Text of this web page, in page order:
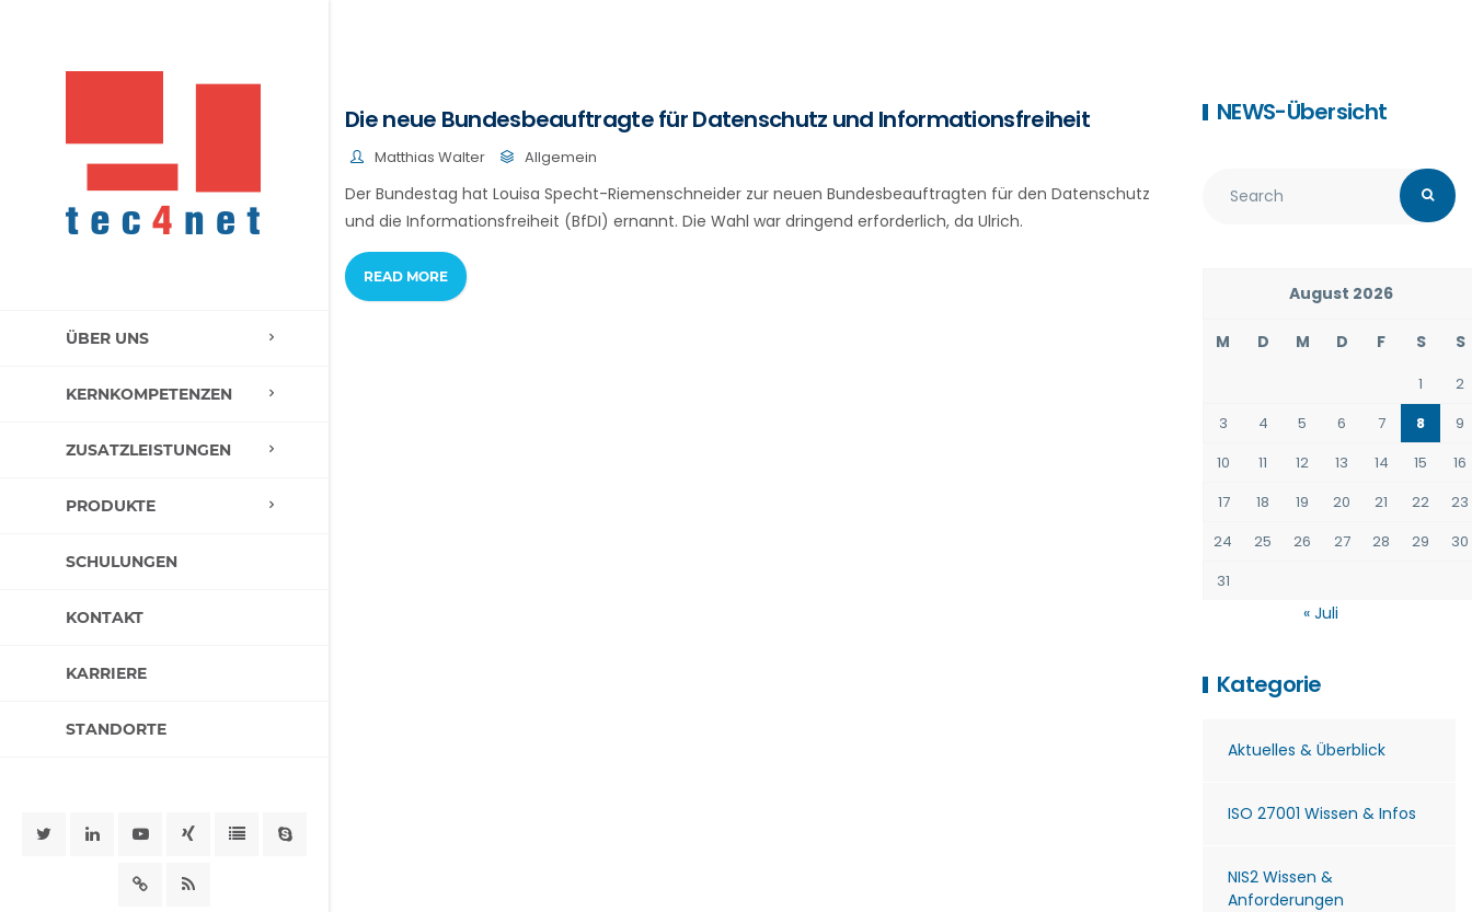
ÜBER UNS
KERNKOMPETENZEN
ZUSATZLEISTUNGEN
PRODUKTE
SCHULUNGEN
KONTAKT
KARRIERE
STANDORTE
Die neue Bundesbeauftragte für Datenschutz und Informationsfreiheit
Matthias Walter Allgemein
Der Bundestag hat Louisa Specht-Riemenschneider zur neuen Bundesbeauftragten für den Datenschutz
und die Informationsfreiheit (BfDI) ernannt. Die Wahl war dringend erforderlich, da Ulrich.
READ MORE
NEWS-Übersicht
August 2026
M D M D F S S
1
2
3
4 5 6 7 8
9
10
11 12 13 14 15
16
17
18 19 20 21 22
23
24
25 26 27 28 29
30
31
« Juli
Kategorie
Aktuelles & Überblick
ISO 27001 Wissen & Infos
NIS2 Wissen &
Anforderungen